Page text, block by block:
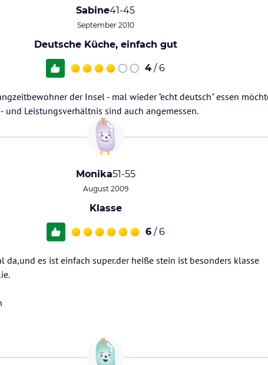
Sabine41-45
September 2010
Deutsche Küche, einfach gut
4 / 6
der Insel - mal wieder "echt deutsch" essen
und Leistungsverhältnis sind auch angemessen.
Monika51-55
August 2009
Klasse
6 / 6
da,und es ist einfach super.der heiße stein ist besonders klasse